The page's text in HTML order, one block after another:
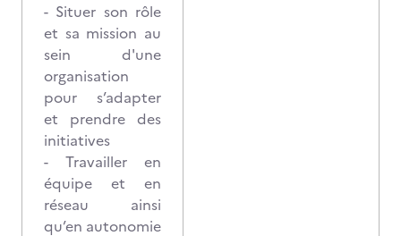
- Situer son rôle
et sa mission au
sein d'une
organisation
pour s’adapter
et prendre des
initiatives
- Travailler en
équipe et en
réseau ainsi
qu’en autonomie